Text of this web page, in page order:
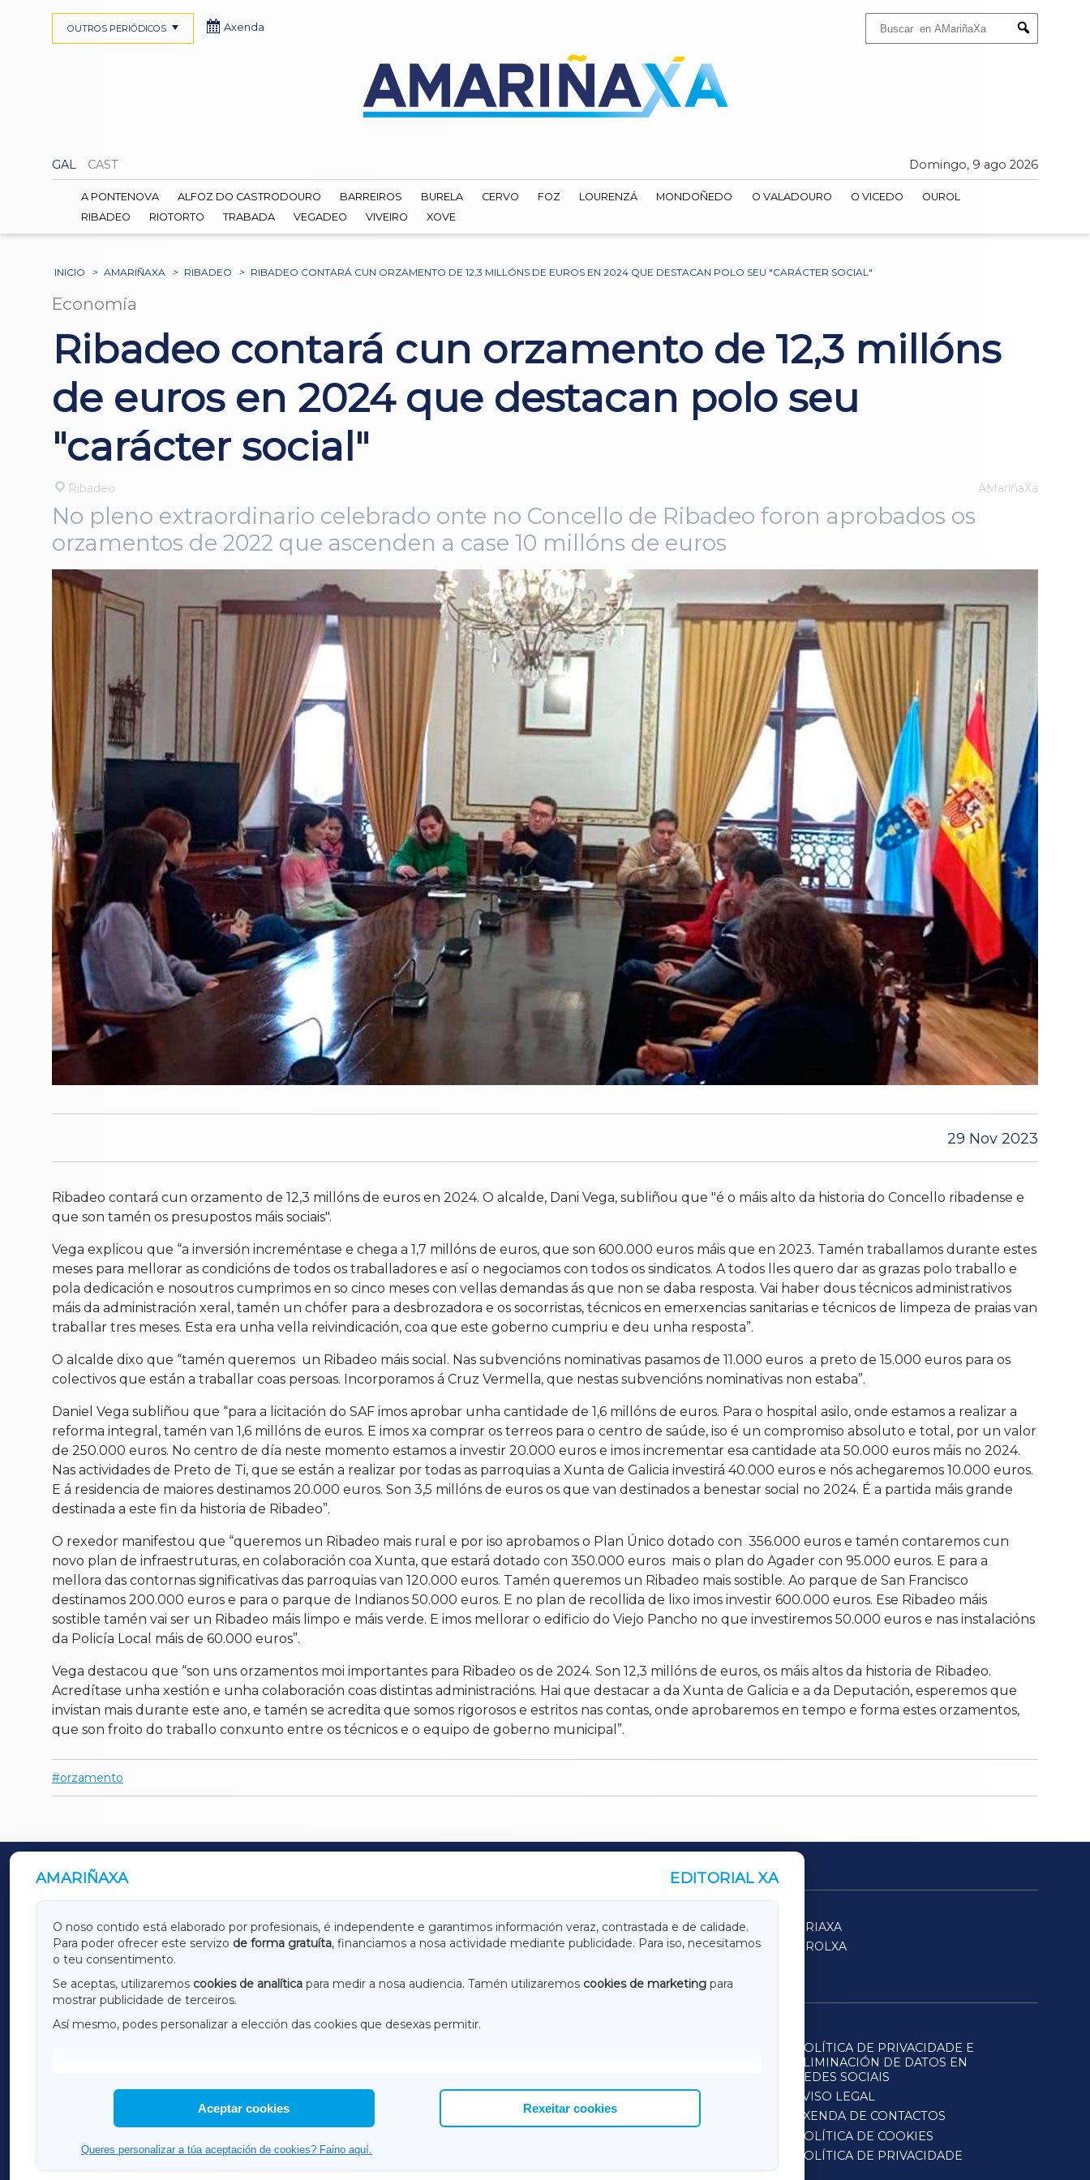
Submit
GAL CAST Domingo, 9 ago 2026
OUTROS PERIÓDICOS Axenda
A PONTENOVA ALFOZ DO CASTRODOURO BARREIROS BURELA CERVO FOZ LOURENZÁ MONDOÑEDO O VALADOURO O VICEDO
OUROL
RIBADEO
RIOTORTO TRABADA VEGADEO VIVEIRO XOVE
INICIO > AMARIÑAXA > RIBADEO > RIBADEO CONTARÁ CUN ORZAMENTO DE 12,3 MILLÓNS DE EUROS EN 2024 QUE DESTACAN POLO SEU "CARÁCTER SOCIAL"
Economía
Ribadeo contará cun orzamento de 12,3 millóns
de euros en 2024 que destacan polo seu
"carácter social"
Ribadeo AMariñaXa
No pleno extraordinario celebrado onte no Concello de Ribadeo foron aprobados os
orzamentos de 2022 que ascenden a case 10 millóns de euros
29 Nov 2023
Ribadeo contará cun orzamento de 12,3 millóns de euros en 2024. O alcalde, Dani Vega, subliñou que "é o máis alto da historia do Concello ribadense e
que son tamén os presupostos máis sociais".
Vega explicou que “a inversión increméntase e chega a 1,7 millóns de euros, que son 600.000 euros máis que en 2023. Tamén traballamos durante estes
meses para mellorar as condicións de todos os traballadores e así o negociamos con todos os sindicatos. A todos lles quero dar as grazas polo traballo e
pola dedicación e nosoutros cumprimos en so cinco meses con vellas demandas ás que non se daba resposta. Vai haber dous técnicos administrativos
máis da administración xeral, tamén un chófer para a desbrozadora e os socorristas, técnicos en emerxencias sanitarias e técnicos de limpeza de praias van
traballar tres meses. Esta era unha vella reivindicación, coa que este goberno cumpriu e deu unha resposta”.
O alcalde dixo que “tamén queremos un Ribadeo máis social. Nas subvencións nominativas pasamos de 11.000 euros a preto de 15.000 euros para os
colectivos que están a traballar coas persoas. Incorporamos á Cruz Vermella, que nestas subvencións nominativas non estaba”.
Daniel Vega subliñou que “para a licitación do SAF imos aprobar unha cantidade de 1,6 millóns de euros. Para o hospital asilo, onde estamos a realizar a
reforma integral, tamén van 1,6 millóns de euros. E imos xa comprar os terreos para o centro de saúde, iso é un compromiso absoluto e total, por un valor
de 250.000 euros. No centro de día neste momento estamos a investir 20.000 euros e imos incrementar esa cantidade ata 50.000 euros máis no 2024.
Nas actividades de Preto de Ti, que se están a realizar por todas as parroquias a Xunta de Galicia investirá 40.000 euros e nós achegaremos 10.000 euros.
E á residencia de maiores destinamos 20.000 euros. Son 3,5 millóns de euros os que van destinados a benestar social no 2024. É a partida máis grande
destinada a este fin da historia de Ribadeo”.
O rexedor manifestou que “queremos un Ribadeo mais rural e por iso aprobamos o Plan Único dotado con 356.000 euros e tamén contaremos cun
novo plan de infraestruturas, en colaboración coa Xunta, que estará dotado con 350.000 euros mais o plan do Agader con 95.000 euros. E para a
mellora das contornas significativas das parroquias van 120.000 euros. Tamén queremos un Ribadeo mais sostible. Ao parque de San Francisco
destinamos 200.000 euros e para o parque de Indianos 50.000 euros. E no plan de recollida de lixo imos investir 600.000 euros. Ese Ribadeo máis
sostible tamén vai ser un Ribadeo máis limpo e máis verde. E imos mellorar o edificio do Viejo Pancho no que investiremos 50.000 euros e nas instalacións
da Policía Local máis de 60.000 euros”.
Vega destacou que “son uns orzamentos moi importantes para Ribadeo os de 2024. Son 12,3 millóns de euros, os máis altos da historia de Ribadeo.
Acredítase unha xestión e unha colaboración coas distintas administracións. Hai que destacar a da Xunta de Galicia e a da Deputación, esperemos que
invistan mais durante este ano, e tamén se acredita que somos rigorosos e estritos nas contas, onde aprobaremos en tempo e forma estes orzamentos,
que son froito do traballo conxunto entre os técnicos e o equipo de goberno municipal”.
orzamento
AMARIÑAXA EDITORIAL XA
O noso contido está elaborado por profesionais, é independente e garantimos información veraz, contrastada e de calidade.
Para poder ofrecer este servizo de forma gratuíta, financiamos a nosa actividade mediante publicidade. Para iso, necesitamos
o teu consentimento.
Se aceptas, utilizaremos cookies de analítica para medir a nosa audiencia. Tamén utilizaremos cookies de marketing para
mostrar publicidade de terceiros.
Así mesmo, podes personalizar a elección das cookies que desexas permitir.
Aceptar cookies Rexeitar cookies
Queres personalizar a túa aceptación de cookies? Faino aquí.
OUTROS PERIÓDICOS
GALICIAXA LUGOXA TERRACHAXA
SARRIAXA
AMARIÑAXA
RIBEIRASACRAXA ACORUÑAXA
FERROLXA
OURENSEXA
HEMEROTECA
POLÍTICA DE PRIVACIDADE E
ELIMINACIÓN DE DATOS EN
REDES SOCIAIS
AVISO LEGAL
AXENDA DE CONTACTOS
POLÍTICA DE COOKIES
POLÍTICA DE PRIVACIDADE